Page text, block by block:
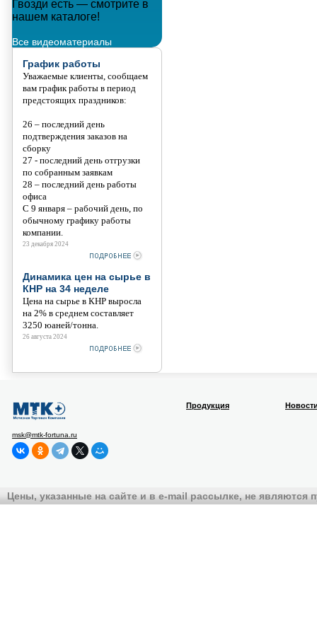
Гвозди есть — смотрите в
нашем каталоге!
Все видеоматериалы
График работы
Уважаемые клиенты, сообщаем
вам график работы в период
предстоящих праздников:
26 – последний день
подтверждения заказов на
сборку
27 - последний день отгрузки
по собранным заявкам
28 – последний день работы
офиса
С 9 января – рабочий день, по
обычному графику работы
компании.
23 декабря 2024
Динамика цен на сырье в
КНР на 34 неделе
Цена на сырье в КНР выросла
на 2% в среднем составляет
3250 юаней/тонна.
26 августа 2024
msk@mtk-fortuna.ru
Продукция
Цены, указанные на сайте и в e-mail рассылке, не являются